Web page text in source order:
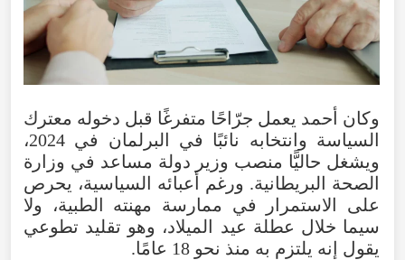
وكان أحمد يعمل جرّاحًا متفرغًا قبل دخوله معترك
السياسة وانتخابه نائبًا في البرلمان في 2024،
ويشغل حاليًّا منصب وزير دولة مساعد في وزارة
الصحة البريطانية. ورغم أعبائه السياسية، يحرص
على الاستمرار في ممارسة مهنته الطبية، ولا
سيما خلال عطلة عيد الميلاد، وهو تقليد تطوعي
يقول إنه يلتزم به منذ نحو 18 عامًا.